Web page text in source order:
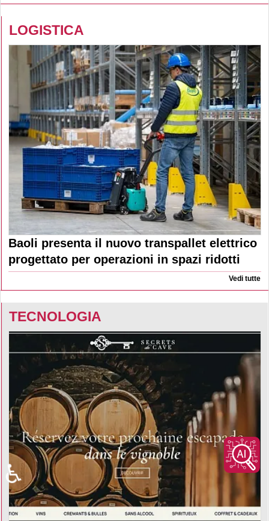
LOGISTICA
Baoli presenta il nuovo transpallet elettrico
progettato per operazioni in spazi ridotti
Vedi tutte
TECNOLOGIA